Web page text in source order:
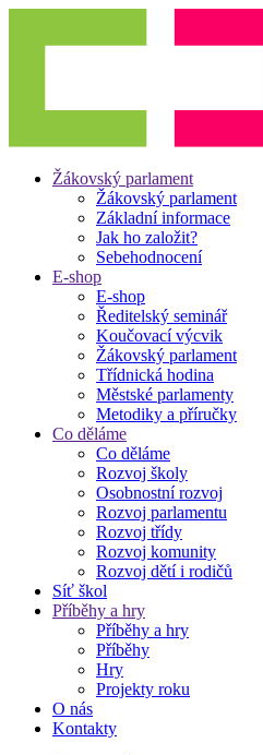
Žákovský parlament
Žákovský parlament
Základní informace
Jak ho založit?
Sebehodnocení
E-shop
E-shop
Ředitelský seminář
Koučovací výcvik
Žákovský parlament
Třídnická hodina
Městské parlamenty
Metodiky a příručky
Co děláme
Co děláme
Rozvoj školy
Osobnostní rozvoj
Rozvoj parlamentu
Rozvoj třídy
Rozvoj komunity
Rozvoj dětí i rodičů
Síť škol
Příběhy a hry
Příběhy a hry
Příběhy
Hry
Projekty roku
O nás
Kontakty